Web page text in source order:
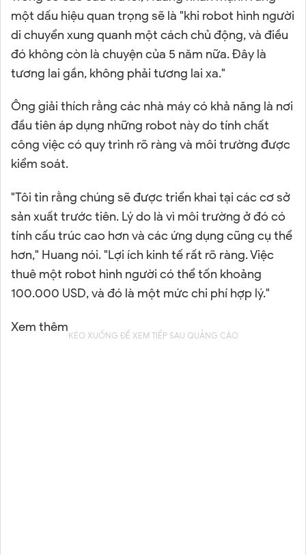
một dấu hiệu quan trọng sẽ là "khi robot hình người
di chuyển xung quanh một cách chủ động, và điều
đó không còn là chuyện của 5 năm nữa. Đây là
tương lai gần, không phải tương lai xa."
Ông giải thích rằng các nhà máy có khả năng là nơi
đầu tiên áp dụng những robot này do tính chất
công việc có quy trình rõ ràng và môi trường được
kiểm soát.
"Tôi tin rằng chúng sẽ được triển khai tại các cơ sở
sản xuất trước tiên. Lý do là vì môi trường ở đó có
tính cấu trúc cao hơn và các ứng dụng cũng cụ thể
hơn," Huang nói. "Lợi ích kinh tế rất rõ ràng. Việc
thuê một robot hình người có thể tốn khoảng
100.000 USD, và đó là một mức chi phí hợp lý."
Xem thêm